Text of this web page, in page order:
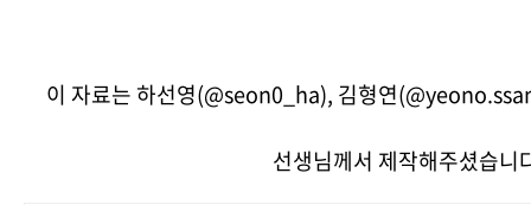
이 자료는 하선영(@seon0_ha), 김형연
선생님께서 제작해주셨습니